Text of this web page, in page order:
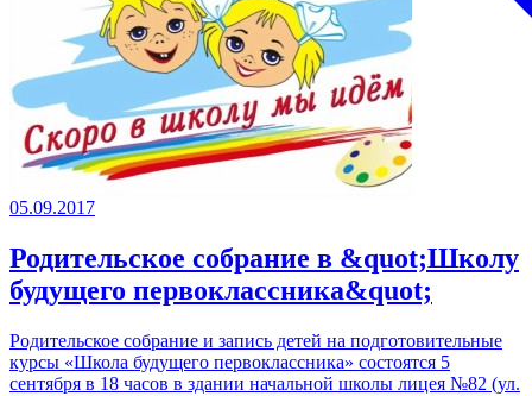
05.09.2017
Родительское собрание в &quot;Школу
будущего первоклассника&quot;
Родительское собрание и запись детей на подготовительные
курсы «Школа будущего первоклассника» состоятся 5
сентября в 18 часов в здании начальной школы лицея №82 (ул.